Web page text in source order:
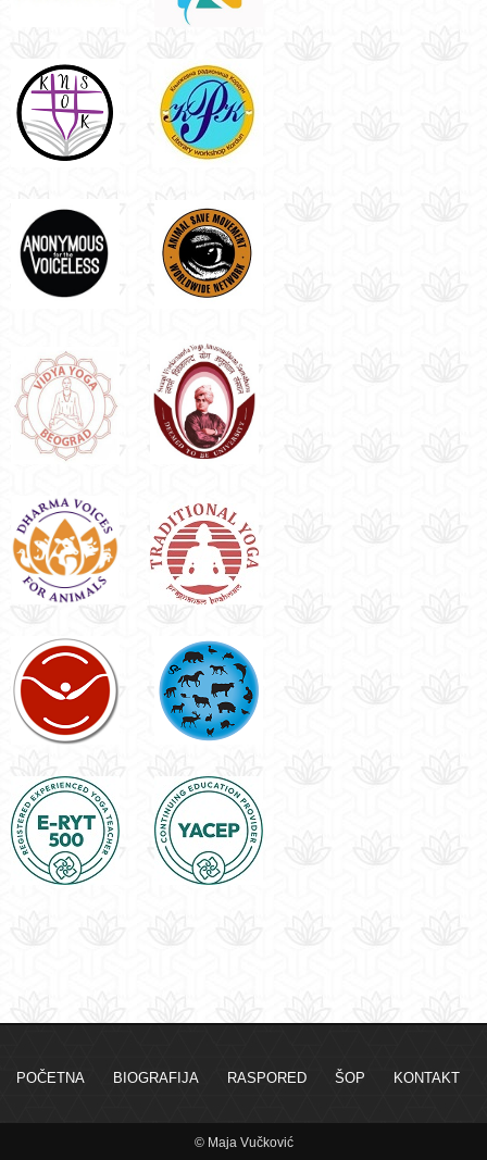
POČETNA BIOGRAFIJA RASPORED ŠOP KONTAKT
© Maja Vučković